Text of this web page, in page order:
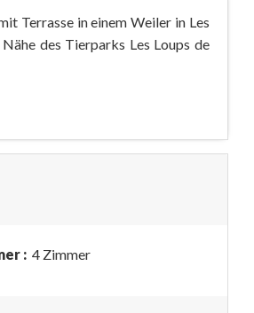
Terrasse in einem Weiler in Les
des Tierparks Les Loups de
: 4 Zimmer